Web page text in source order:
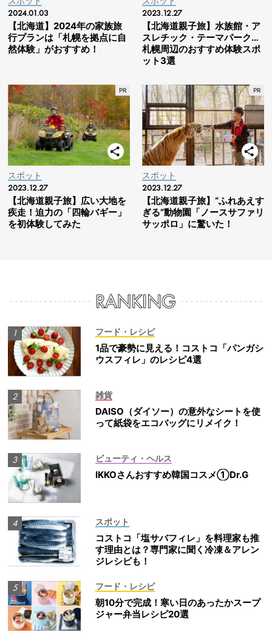
2024.01.03
【北海道】2024年の家族旅
行プランは「札幌を拠点に自
然体験」がおすすめ！
2023.12.27
【北海道親子旅】水族館・ア
スレチック・テーマパーク…
札幌周辺のおすすめ体験スポ
ット3選
スポット
2023.12.27
【北海道親子旅】広い大地を
疾走！迫力の「四輪バギー」
を初体験してみた
スポット
2023.12.27
【北海道親子旅】“ふれあえす
ぎる”動物園「ノースサファリ
サッポロ」に驚いた！
フード・レシピ
1品で豪勢に見える！コストコ「パンガシ
ウスフィレ」のレシピ4選
雑貨
DAISO（ダイソー）の意外なシートを使
って紙袋をエコバッグにリメイク！
ビューティ・ヘルス
IKKOさんおすすめ韓国コスメ①Dr.G
スポット
コストコ「塩サバフィレ」を料理家も推
す理由とは？専門家に聞く冷凍＆アレン
ジレシピも！
フード・レシピ
朝10分で完成！寒い日のあったかスープ
ジャー弁当レシピ20選